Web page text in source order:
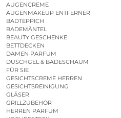
AUGENCREME
AUGENMAKEUP ENTFERNER
BADTEPPICH
BADEMÄNTEL
BEAUTY GESCHENKE
BETTDECKEN
DAMEN PARFUM
DUSCHGEL & BADESCHAUM
FÜR SIE
GESICHTSCREME HERREN
GESICHTSREINIGUNG
GLÄSER
GRILLZUBEHÖR
HERREN PARFUM